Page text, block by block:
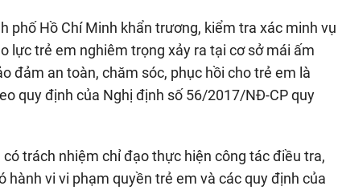
phố Hồ Chí Minh khẩn trương, kiểm tra xác minh vụ
lực trẻ em nghiêm trọng xảy ra tại cơ sở mái ấm
đảm an toàn, chăm sóc, phục hồi cho trẻ em là
quy định của Nghị định số 56/2017/NĐ-CP quy
trách nhiệm chỉ đạo thực hiện công tác điều tra,
vi vi phạm quyền trẻ em và các quy định của